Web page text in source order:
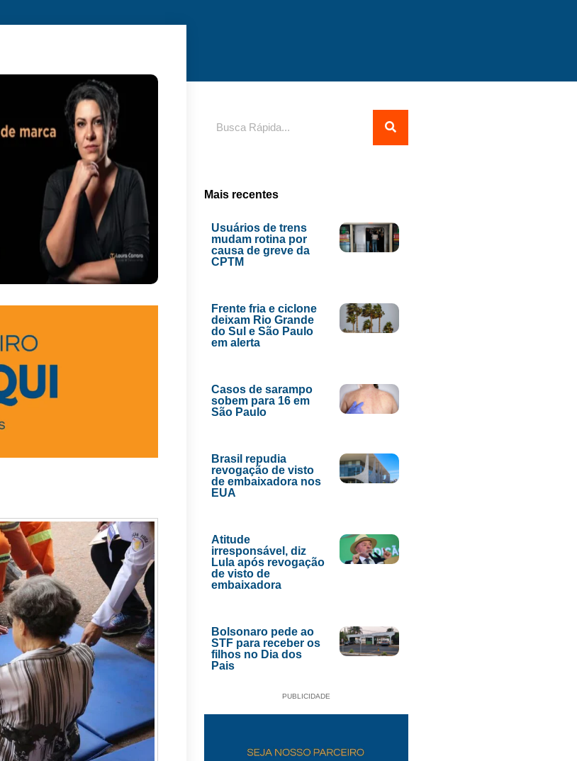
Mais recentes
Usuários de trens
mudam rotina por
causa de greve da
CPTM
Frente fria e ciclone
deixam Rio Grande
do Sul e São Paulo
em alerta
Casos de sarampo
sobem para 16 em
São Paulo
Brasil repudia
revogação de visto
de embaixadora nos
EUA
Atitude
irresponsável, diz
Lula após revogação
de visto de
embaixadora
Bolsonaro pede ao
STF para receber os
filhos no Dia dos
Pais
PUBLICIDADE